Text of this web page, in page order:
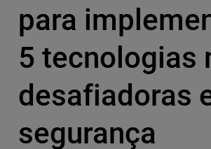
para
5 tecnologias
desafiadoras
segurança